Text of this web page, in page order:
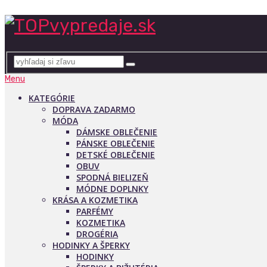
Menu
KATEGÓRIE
DOPRAVA ZADARMO
MÓDA
DÁMSKE OBLEČENIE
PÁNSKE OBLEČENIE
DETSKÉ OBLEČENIE
OBUV
SPODNÁ BIELIZEŇ
MÓDNE DOPLNKY
KRÁSA A KOZMETIKA
PARFÉMY
KOZMETIKA
DROGÉRIA
HODINKY A ŠPERKY
HODINKY